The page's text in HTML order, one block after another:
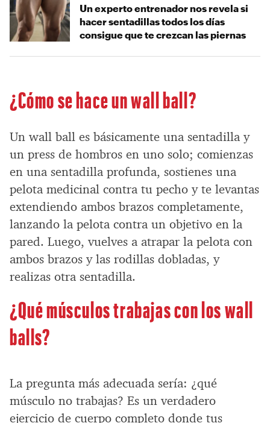
¿Cómo se hace un wall ball?
Un wall ball es básicamente una sentadilla y
un press de hombros en uno solo; comienzas
en una sentadilla profunda, sostienes una
pelota medicinal contra tu pecho y te levantas
extendiendo ambos brazos completamente,
lanzando la pelota contra un objetivo en la
pared. Luego, vuelves a atrapar la pelota con
ambos brazos y las rodillas dobladas, y
realizas otra sentadilla.
¿Qué músculos trabajas con los wall
balls?
La pregunta más adecuada sería: ¿qué
músculo no trabajas? Es un verdadero
ejercicio de cuerpo completo donde tus
Un experto entrenador nos revela si
hacer sentadillas todos los días
consigue que te crezcan las piernas